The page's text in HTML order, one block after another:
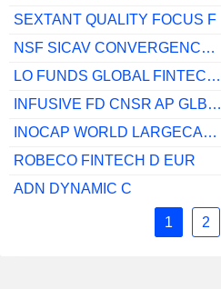
SEXTANT QUALITY FOCUS F
NSF SICAV CONVERGENCE TECH I USD ACC
LO FUNDS GLOBAL FINTECH USD MA
INFUSIVE FD CNSR AP GLB LDR A
INOCAP WORLD LARGECAPS N
ROBECO FINTECH D EUR
ADN DYNAMIC C
1 2